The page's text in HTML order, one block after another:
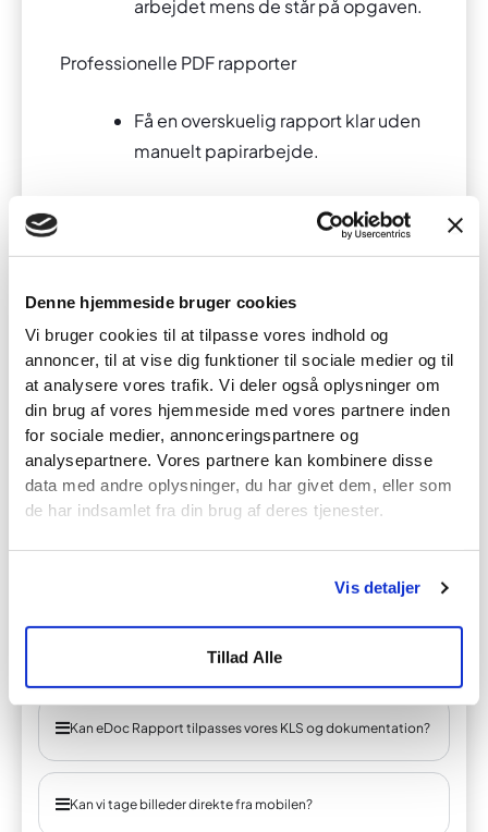
Denne hjemmeside bruger cookies
Vi bruger cookies til at tilpasse vores indhold og
annoncer, til at vise dig funktioner til sociale medier og til
at analysere vores trafik. Vi deler også oplysninger om
din brug af vores hjemmeside med vores partnere inden
for sociale medier, annonceringspartnere og
analysepartnere. Vores partnere kan kombinere disse
data med andre oplysninger, du har givet dem, eller som
de har indsamlet fra din brug af deres tjenester.
Vis detaljer
Tillad Alle
arbejdet mens de står på opgaven.
Professionelle PDF rapporter
Få en overskuelig rapport klar uden
manuelt papirarbejde.
løbende, er det lettere at få alt
med.
Spar tid på administration
Brug mindre tid på at samle billeder
og skrive rapporter efter arbejdstid.
Prøv eDoc Rapport gratis i 14
Kan eDoc Rapport tilpasses vores KLS og dokumentation?
Kan vi tage billeder direkte fra mobilen?